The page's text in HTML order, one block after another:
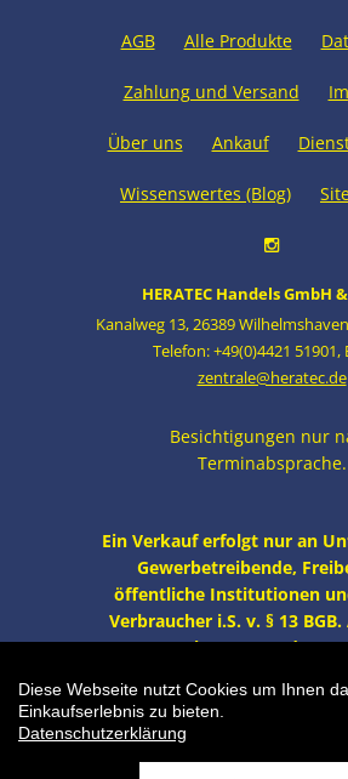
AGB Alle Produkte
Zahlung und Versand
Über uns Ankauf
Wissenswertes (Blog)
HERATEC Handels GmbH
Kanalweg 13, 26389 Wilhelmshaven
Telefon: +49(0)4421 51901,
zentrale@heratec.de
Besichtigungen nur
Terminabsprache.
Ein Verkauf erfolgt nur an
Gewerbetreibende,
öffentliche Institutionen
Verbraucher i.S. v. § 13
zzgl. MwSt. und
Frischetheke, Salatbar
(Lebensmittel/Gastronomie) |
Diese Webseite nutzt Cookies um Ihnen
Einkaufserlebnis zu bieten.
Datenschutzerklärung